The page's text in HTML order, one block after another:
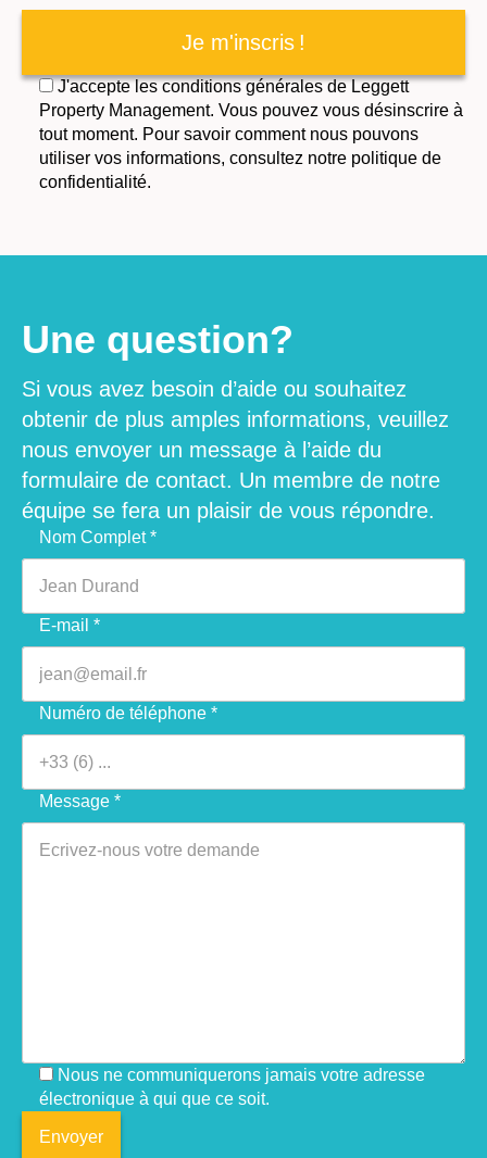
Je m'inscris !
J'accepte les conditions générales de Leggett
Property Management. Vous pouvez vous désinscrire à
tout moment. Pour savoir comment nous pouvons
utiliser vos informations, consultez notre politique de
confidentialité.
Une question?
Si vous avez besoin d’aide ou souhaitez
obtenir de plus amples informations, veuillez
nous envoyer un message à l’aide du
formulaire de contact. Un membre de notre
équipe se fera un plaisir de vous répondre.
Veuillez laisser ce champ vide.
Nom Complet *
E-mail *
Numéro de téléphone *
Message *
Nous ne communiquerons jamais votre adresse
électronique à qui que ce soit.